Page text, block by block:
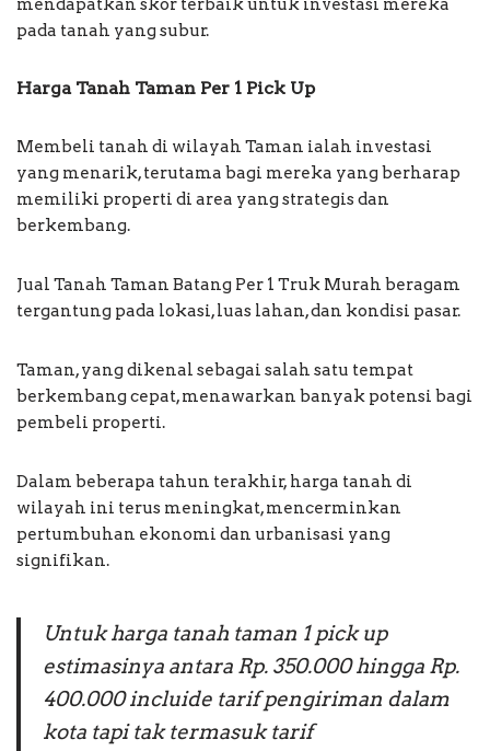
mendapatkan skor terbaik untuk investasi mereka
pada tanah yang subur.
Harga Tanah Taman Per 1 Pick Up
Membeli tanah di wilayah Taman ialah investasi
yang menarik, terutama bagi mereka yang berharap
memiliki properti di area yang strategis dan
berkembang.
Jual Tanah Taman Batang Per 1 Truk Murah beragam
tergantung pada lokasi, luas lahan, dan kondisi pasar.
Taman, yang dikenal sebagai salah satu tempat
berkembang cepat, menawarkan banyak potensi bagi
pembeli properti.
Dalam beberapa tahun terakhir, harga tanah di
wilayah ini terus meningkat, mencerminkan
pertumbuhan ekonomi dan urbanisasi yang
signifikan.
Untuk harga tanah taman 1 pick up
estimasinya antara Rp. 350.000 hingga Rp.
400.000 incluide tarif pengiriman dalam
kota tapi tak termasuk tarif